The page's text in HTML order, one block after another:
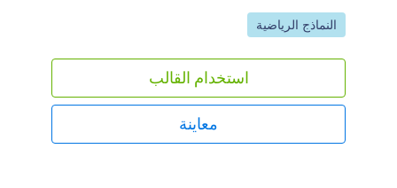
المجاني لجمع معلومات الاتصال والتسجيلات من اللاعبين
الرياضيين لديك، ثم مشاركته عبر رابط، أو على جهاز
بغض النظر عن طريقة التوزيع، فإن نموذجنا سهل التعبئة
وآمن بنسبة ١٠٠% ومجاني تمامًا.هل تريد تحسين نموذج
تسجيل البطولات؟ يمكنك إضافة شعارك، وتغيير ألوان
وخطوط حقول النموذج، وربطه بتطبيقات أخرى. وإذا كنت
ترغب في الحفاظ على خصوصية النموذج بالكامل، يمكنك
Go to Category:
النماذج الرياضية
استخدام القالب
معاينة